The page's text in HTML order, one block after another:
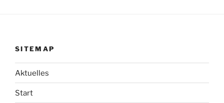
SITEMAP
Aktuelles
Start